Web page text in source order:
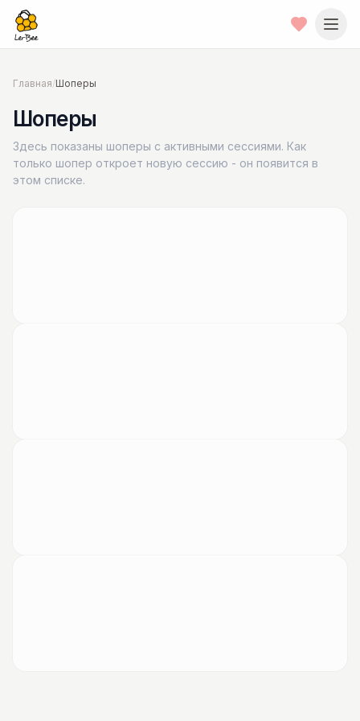
Главная/Шоперы
Шоперы
Здесь показаны шоперы с активными сессиями. Как
только шопер откроет новую сессию - он появится в
этом списке.